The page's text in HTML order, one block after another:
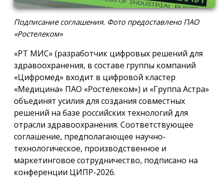
Подписание соглашения. Фото предоставлено ПАО
«Ростелеком»
«РТ МИС» (разработчик цифровых решений для
здравоохранения, в составе группы компаний
«Цифромед» входит в цифровой кластер
«Медицина» ПАО «Ростелеком») и «Группа Астра»
объединят усилия для создания совместных
решений на базе российских технологий для
отрасли здравоохранения. Соответствующее
соглашение, предполагающее научно-
технологическое, производственное и
маркетинговое сотрудничество, подписано на
конференции ЦИПР-2026.